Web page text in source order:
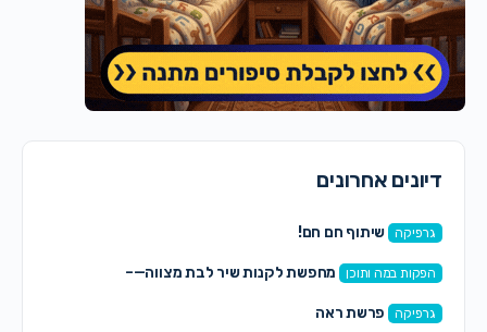
דיונים אחרונים
גרפיקה שיתוף חם חם!
הפקות במה ותוכן מחפשת לקנות שיר לבת מצווה—–
גרפיקה פרשת ראה